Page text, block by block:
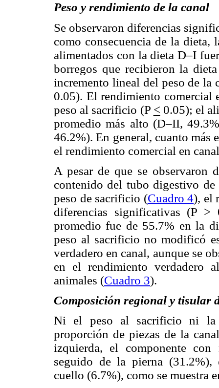
Peso y rendimiento de la canal
Se observaron diferencias
como consecuencia de la dieta,
alimentados con la dieta D–I
borregos que recibieron la
incremento lineal del peso de la
0.05). El rendimiento comercial
peso al sacrificio (P < 0.05); el
promedio más alto (D–II,
46.2%). En general, cuanto más
el rendimiento comercial en
A pesar de que se observaron
contenido del tubo digestivo
peso de sacrificio (Cuadro 4), el
diferencias significativas (P
promedio fue de 55.7% en la
peso al sacrificio no modificó
verdadero en canal, aunque se
en el rendimiento verdadero
animales (Cuadro 3).
Composición regional y tisular
Ni el peso al sacrificio ni la
proporción de piezas de la
izquierda, el componente
seguido de la pierna (31.2%),
cuello (6.7%), como se muestra